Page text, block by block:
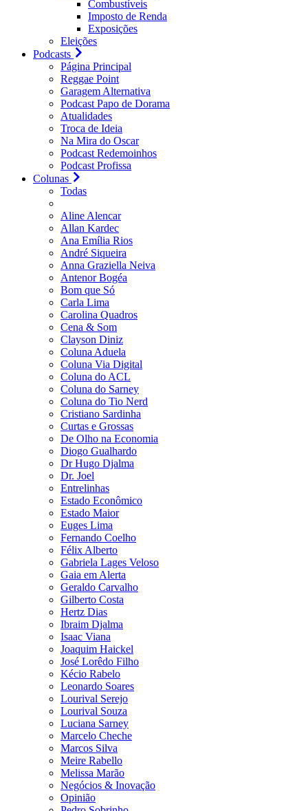
Combustíveis
Imposto de Renda
Exposições
Eleições
Podcasts
Página Principal
Reggae Point
Garagem Alternativa
Podcast Papo de Dorama
Atualidades
Troca de Ideia
Na Mira do Oscar
Podcast Redemoinhos
Podcast Profissa
Colunas
Todas
Aline Alencar
Allan Kardec
Ana Emília Rios
André Siqueira
Anna Graziella Neiva
Antenor Bogéa
Bom que Só
Carla Lima
Carolina Quadros
Cena & Som
Clayson Diniz
Coluna Aduela
Coluna Via Digital
Coluna do ACL
Coluna do Sarney
Coluna do Tio Nerd
Cristiano Sardinha
Curtas e Grossas
De Olho na Economia
Diogo Gualhardo
Dr Hugo Djalma
Dr. Joel
Entrelinhas
Estado Econômico
Estado Maior
Euges Lima
Fernando Coelho
Félix Alberto
Gabriela Lages Veloso
Gaia em Alerta
Geraldo Carvalho
Gilberto Costa
Hertz Dias
Ibraim Djalma
Isaac Viana
Joaquim Haickel
José Lorêdo Filho
Kécio Rabelo
Leonardo Soares
Lourival Serejo
Lourival Souza
Luciana Sarney
Marcelo Cheche
Marcos Silva
Meire Rabello
Melissa Marão
Negócios & Inovação
Opinião